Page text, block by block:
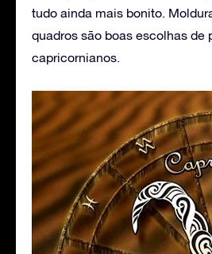
tudo ainda mais bonito.
quadros são boas escolhas de
capricornianos.